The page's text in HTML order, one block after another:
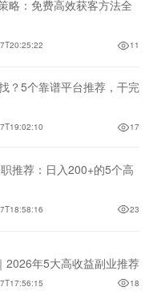
略：免费高效获客方法全
11
？5个靠谱平台推荐，干完
17
推荐：日入200+的5个高
23
2026年5大高收益副业推荐
18